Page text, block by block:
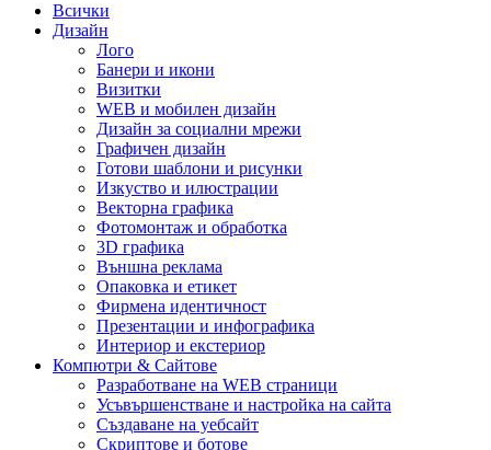
Всички
Дизайн
Лого
Банери и икони
Визитки
WEB и мобилен дизайн
Дизайн за социални мрежи
Графичен дизайн
Готови шаблони и рисунки
Изкуство и илюстрации
Векторна графика
Фотомонтаж и обработка
3D графика
Външна реклама
Опаковка и етикет
Фирмена идентичност
Презентации и инфографика
Интериор и екстериор
Компютри & Сайтове
Разработване на WEB страници
Усъвършенстване и настройка на сайта
Създаване на уебсайт
Скриптове и ботове